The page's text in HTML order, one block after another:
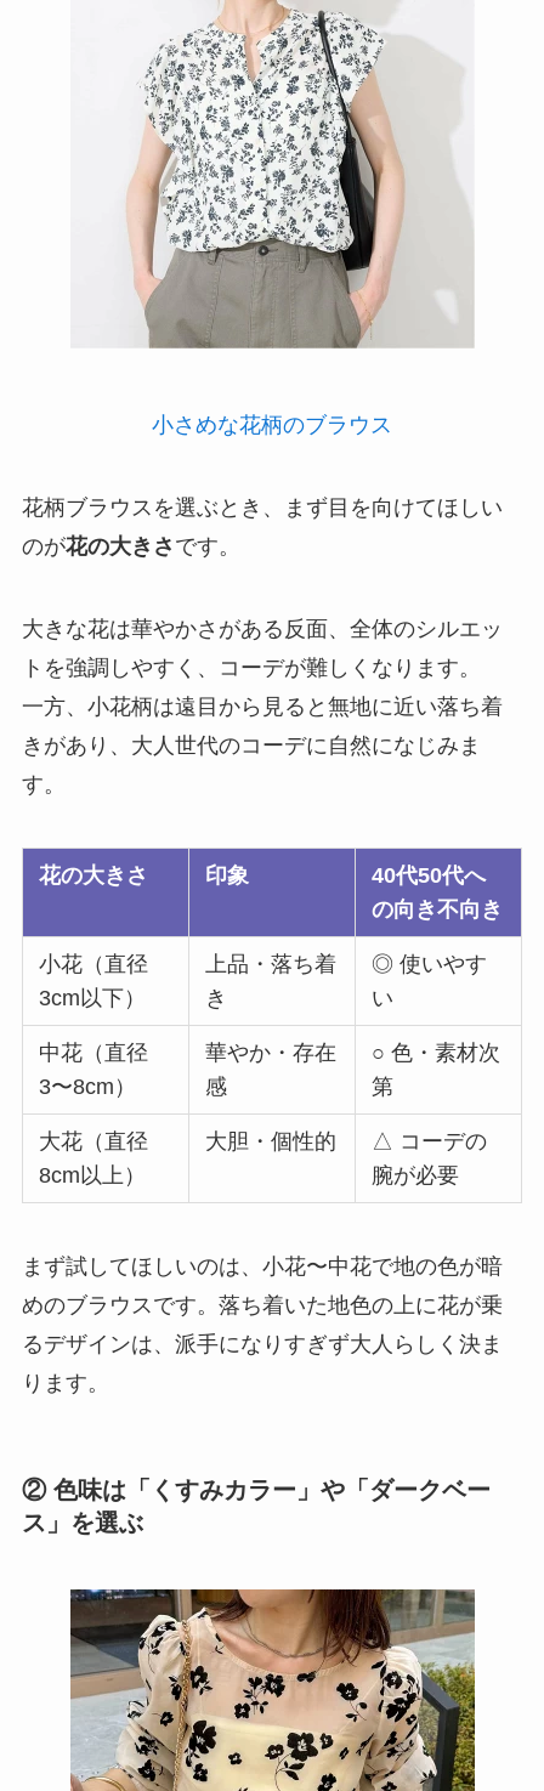
小さめな花柄のブラウス
花柄ブラウスを選ぶとき、まず目を向けてほしい
のが花の大きさ です。
大きな花は華やかさがある反面、全体のシルエッ
トを強調しやすく、コーデが難しくなります。
一方、小花柄は遠目から見ると無地に近い落ち着
きがあり、大人世代のコーデに自然になじみま
す。
花の大きさ 印象
40代50代へ
の向き不向き
小花（直径
3cm以下）
上品・落ち着
き
◎ 使いやす
い
中花（直径
3〜8cm）
華やか・存在
感
○ 色・素材次
第
大花（直径
8cm以上）
大胆・個性的
△ コーデの
腕が必要
まず試してほしいのは、小花〜中花で地の色が暗
めのブラウスです。落ち着いた地色の上に花が乗
るデザインは、派手になりすぎず大人らしく決ま
ります。
② 色味は「くすみカラー」や「ダークベー
ス」を選ぶ